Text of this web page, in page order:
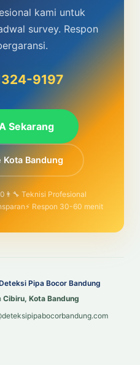
kami untuk
survey. Respon
9197
Sekarang
Kota Bandung
👨‍🔧 Teknisi Profesional
⚡ Respon 30-60 menit
Pipa Bocor Bandung
Cibiru, Kota Bandung